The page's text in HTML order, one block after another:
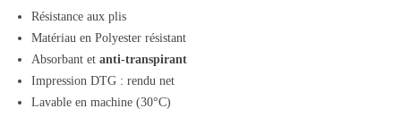
Résistance aux plis
Matériau en Polyester résistant
Absorbant et anti-transpirant
Impression DTG : rendu net
Lavable en machine (30°C)